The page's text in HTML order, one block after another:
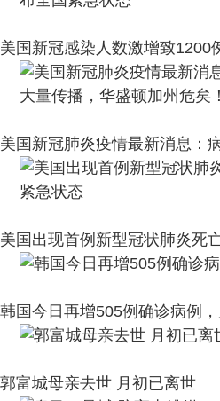
美国新冠感染人数激增致1200
美国新冠肺炎疫情最新消息：
美国出现首例新型冠状肺炎死
韩国今日再增505例确诊病例，
郭富城母亲去世 月初已离世